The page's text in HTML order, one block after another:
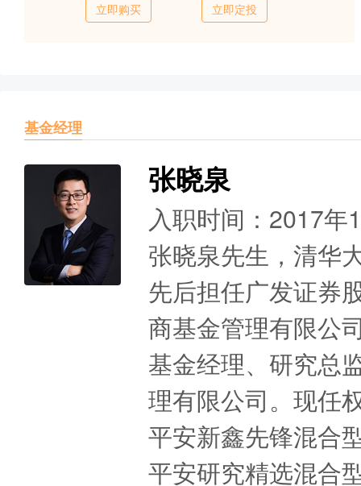
立即购买 立即定投
基金经理
张晓泉
入职时间：2017年
张晓泉先生，清华
先后担任广发证券
商基金管理有限公
基金经理、研究总
理有限公司。现任
平安新鑫先锋混合
平安研究精选混合